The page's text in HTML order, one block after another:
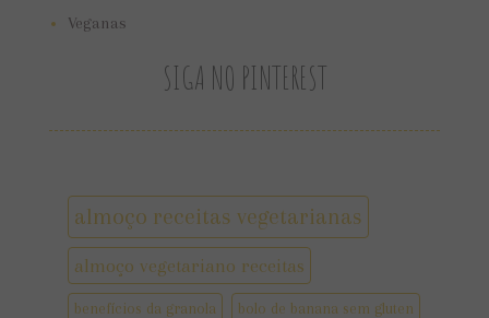
Veganas
SIGA NO PINTEREST
almoço receitas vegetarianas
almoço vegetariano receitas
benefícios da granola bolo de banana sem gluten